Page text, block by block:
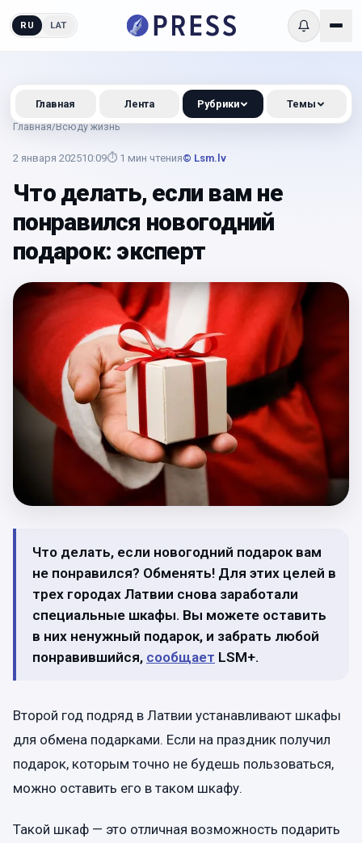
RU LAT
Главная/Всюду жизнь
2 января 202510:09⏱ 1 мин чтения© Lsm.lv
Что делать, если вам не
понравился новогодний
подарок: эксперт
Что делать, если новогодний подарок вам
не понравился? Обменять! Для этих целей в
трех городах Латвии снова заработали
специальные шкафы. Вы можете оставить
в них ненужный подарок, и забрать любой
понравившийся, сообщает LSM+.
Второй год подряд в Латвии устанавливают шкафы
для обмена подарками. Если на праздник получил
подарок, которым точно не будешь пользоваться,
можно оставить его в таком шкафу.
Такой шкаф — это отличная возможность подарить
Главная Лента Рубрики Темы